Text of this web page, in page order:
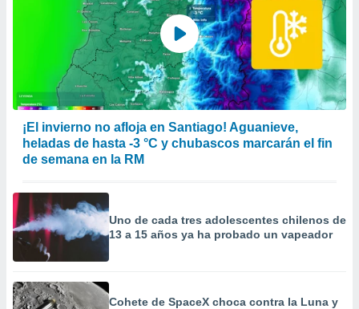
¡El invierno no afloja en Santiago! Aguanieve,
heladas de hasta -3 °C y chubascos marcarán el fin
de semana en la RM
Uno de cada tres adolescentes chilenos de
13 a 15 años ya ha probado un vapeador
Cohete de SpaceX choca contra la Luna y